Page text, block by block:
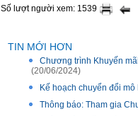
Số lượt người xem: 1539
TIN MỚI HƠN
Chương trình Khuyến
(20/06/2024)
Kế hoạch chuyển đổi
Thông báo: Tham gia